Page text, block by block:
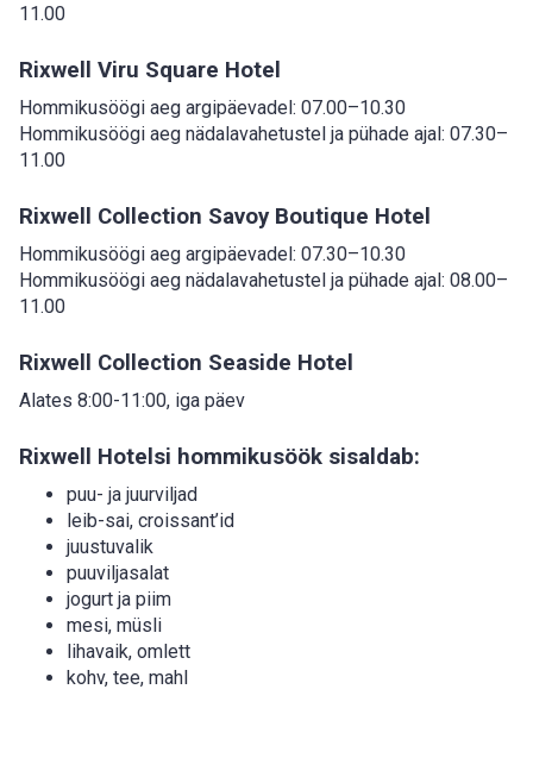
11.00
Rixwell Viru Square Hotel
Hommikusöögi aeg argipäevadel: 07.00–10.30
Hommikusöögi aeg nädalavahetustel ja pühade ajal: 07.30–
11.00
Rixwell Collection Savoy Boutique Hotel
Hommikusöögi aeg argipäevadel: 07.30–10.30
Hommikusöögi aeg nädalavahetustel ja pühade ajal: 08.00–
11.00
Rixwell Collection Seaside Hotel
Alates 8:00-11:00, iga päev
Rixwell Hotelsi hommikusöök sisaldab:
puu- ja juurviljad
leib-sai, croissant’id
juustuvalik
puuviljasalat
jogurt ja piim
mesi, müsli
lihavaik, omlett
kohv, tee, mahl